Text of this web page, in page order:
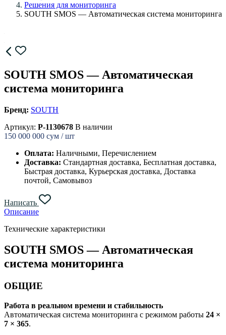
Решения для мониторинга
SOUTH SMOS — Автоматическая система мониторинга
SOUTH SMOS — Автоматическая
система мониторинга
Бренд: SOUTH
Артикул: P-1130678 В наличии
150 000 000 сум / шт
Оплата: Наличными, Перечислением
Доставка: Стандартная доставка, Бесплатная доставка,
Быстрая доставка, Курьерская доставка, Доставка
почтой, Самовывоз
Написать
Описание
Технические характеристики
SOUTH SMOS — Автоматическая
система мониторинга
ОБЩИЕ
Работа в реальном времени и стабильность
Автоматическая система мониторинга с режимом работы 24 ×
7 × 365.